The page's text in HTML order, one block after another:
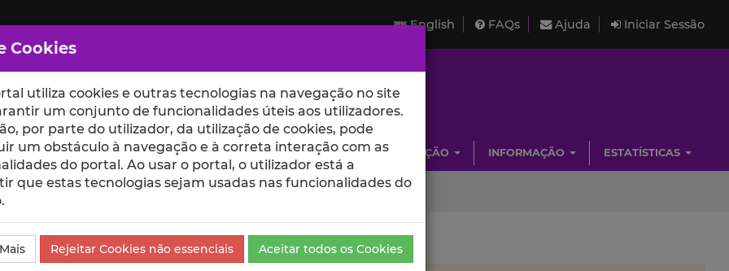
English FAQs Ajuda Iniciar Sessão
ESCOLAS UNIDADES INVESTIGAÇÃO INFORMAÇÃO ESTATÍSTICAS
Currículo
Cookies
utiliza cookies e outras tecnologias na navegação no site
um conjunto de funcionalidades úteis aos utilizadores.
por parte do utilizador, da utilização de cookies, pode
um obstáculo à navegação e à correta interação com as
do portal. Ao usar o portal, o utilizador está a
que estas tecnologias sejam usadas nas funcionalidades do
Rejeitar Cookies não essenciais Aceitar todos os Cookies